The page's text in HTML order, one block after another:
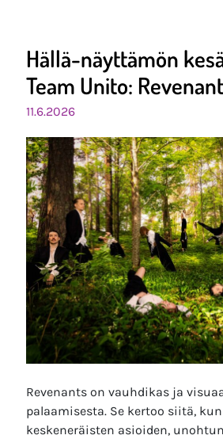
Hällä-näyttämön
Team Unito:
11.6.2026
Revenants on vauhdikas ja
palaamisesta. Se kertoo siitä,
keskeneräisten asioiden,